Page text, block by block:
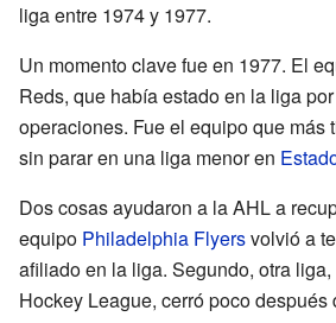
liga entre 1974 y 1977.
Un momento clave fue en 1977. El
Reds, que había estado en la liga
operaciones. Fue el equipo que más
sin parar en una liga menor en
Dos cosas ayudaron a la AHL a
equipo Philadelphia Flyersvolvió a
afiliado en la liga. Segundo, otra
Hockey League, cerró poco después